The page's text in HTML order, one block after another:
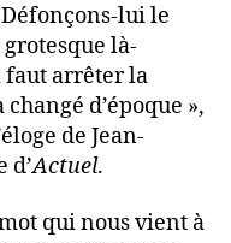
lui le
grotesque là-
faut arrêter la
d’époque »,
de Jean-
d’Actuel.
qui nous vient à